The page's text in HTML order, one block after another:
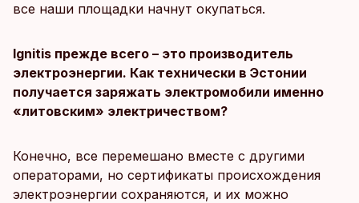
все наши площадки начнут окупаться.
Ignitis прежде всего – это производитель
электроэнергии. Как технически в Эстонии
получается заряжать электромобили именно
«литовским» электричеством?
Конечно, все перемешано вместе с другими
операторами, но сертификаты происхождения
электроэнергии сохраняются, и их можно